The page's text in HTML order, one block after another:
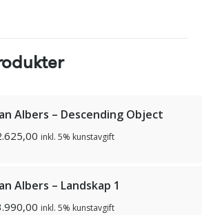
Albers – Descending Object
inkl. 5% kunstavgift
Albers – Landskap 1
inkl. 5% kunstavgift